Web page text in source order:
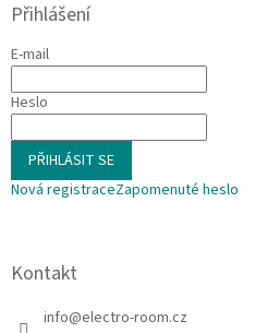
Přihlášení
E-mail
Heslo
PŘIHLÁSIT SE
Nová registraceZapomenuté heslo
Kontakt
info@electro-room.cz